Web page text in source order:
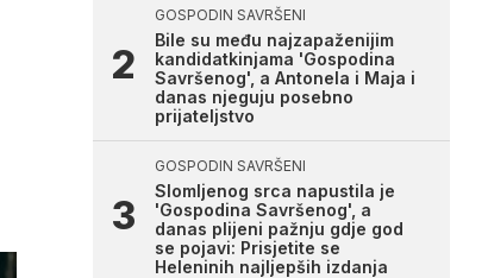
GOSPODIN SAVRŠENI
Bile su među najzapaženijim
kandidatkinjama 'Gospodina
Savršenog', a Antonela i Maja i
danas njeguju posebno
prijateljstvo
GOSPODIN SAVRŠENI
Slomljenog srca napustila je
'Gospodina Savršenog', a
danas plijeni pažnju gdje god
se pojavi: Prisjetite se
Heleninih najljepših izdanja